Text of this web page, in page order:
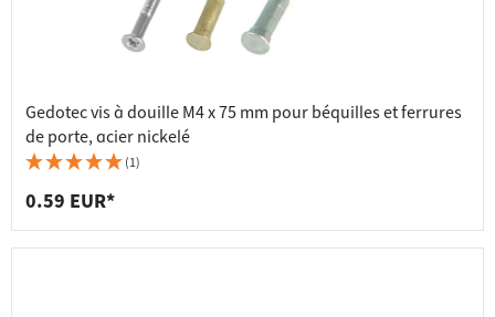
Gedotec vis à douille M4 x 75 mm pour béquilles et ferrures
de porte, acier nickelé
(1)
0.59 EUR*